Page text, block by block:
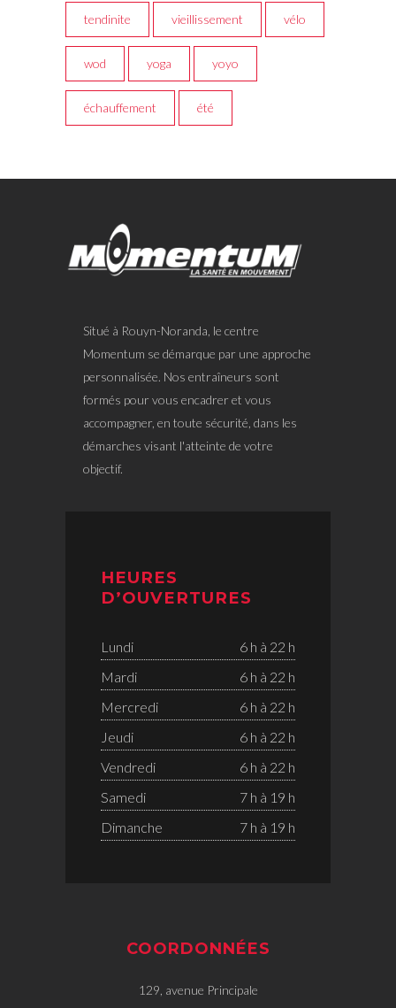
tendinite vieillissement vélo
wod yoga yoyo
échauffement été
Situé à Rouyn-Noranda, le centre
Momentum se démarque par une approche
personnalisée. Nos entraîneurs sont
formés pour vous encadrer et vous
accompagner, en toute sécurité, dans les
démarches visant l'atteinte de votre
objectif.
HEURES
D’OUVERTURES
Lundi
6 h à 22 h
Mardi
6 h à 22 h
Mercredi
6 h à 22 h
Jeudi
6 h à 22 h
Vendredi
6 h à 22 h
Samedi
7 h à 19 h
Dimanche
7 h à 19 h
COORDONNÉES
129, avenue Principale